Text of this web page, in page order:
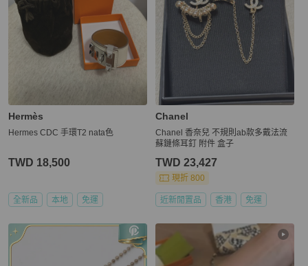
Hermès
Hermes CDC 手環T2 nata色
TWD 18,500
全新品 本地 免運
Chanel
Chanel 香奈兒 不規則ab款多戴法流
蘇鏈條耳釘 附件 盒子
TWD 23,427
現折 800
近新閒置品 香港 免運